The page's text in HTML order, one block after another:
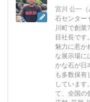
宮川 公一
石センター
川町で創業
目社長です
魅力に惹か
な展示場に
かな石が日
も多数保有
しています
て、全国の